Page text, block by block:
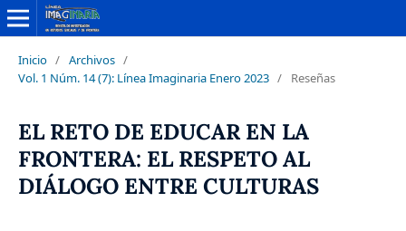
Inicio / Archivos /
Vol. 1 Núm. 14 (7): Línea Imaginaria Enero 2023 / Reseñas
EL RETO DE EDUCAR EN LA
FRONTERA: EL RESPETO AL
DIÁLOGO ENTRE CULTURAS